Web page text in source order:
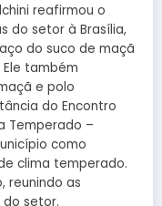
reafirmou o
do setor à Brasília,
do suco de maçã
também
e polo
do Encontro
Temperado –
como
clima temperado.
reunindo as
do setor.